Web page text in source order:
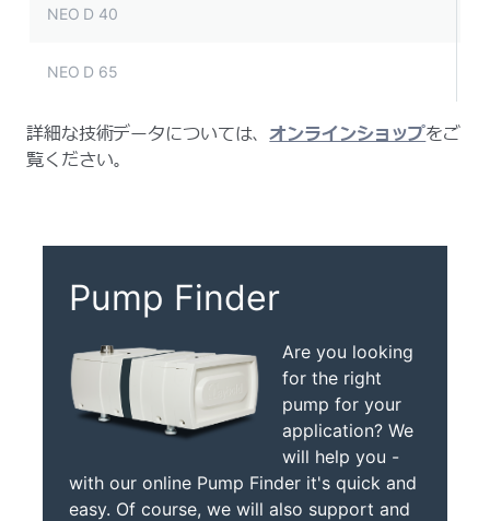
NEO D 40
NEO D 65
詳細な技術データについては、オンラインショップをご
覧ください。